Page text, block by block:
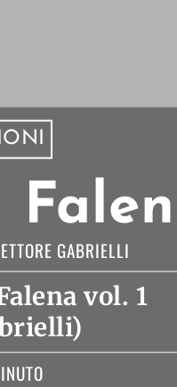
ETTORE GABRIELLI
vol. 1